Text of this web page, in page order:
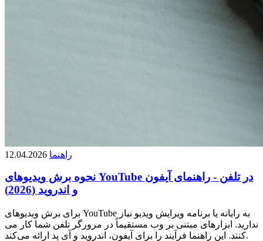
12.04.2026 راهنما
نحوه برش ویدیوهای YouTube در تلفن - راهنمای آیفون
و اندروید (2026)
برای برش ویدیوهای YouTube به رایانه یا برنامه ویرایش ویدیو نیاز
ندارید. ابزارهای مبتنی بر وب مستقیماً در مرورگر تلفن شما کار می
کنند. این راهنما فرآیند را برای آیفون، اندروید و آی پد ارائه می‌کند.